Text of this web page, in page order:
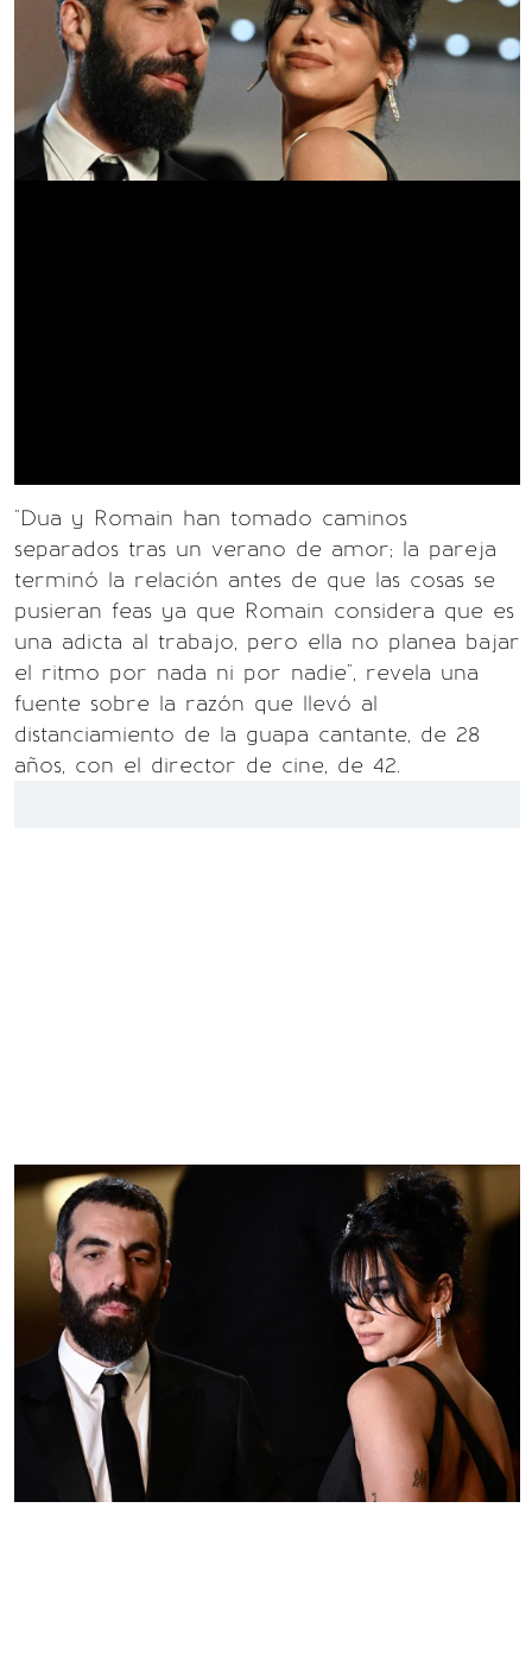
"Dua y Romain han tomado caminos
separados tras un verano de amor; la pareja
terminó la relación antes de que las cosas se
pusieran feas ya que Romain considera que es
una adicta al trabajo, pero ella no planea bajar
el ritmo por nada ni por nadie", revela una
fuente sobre la razón que llevó al
distanciamiento de la guapa cantante, de 28
años, con el director de cine, de 42.